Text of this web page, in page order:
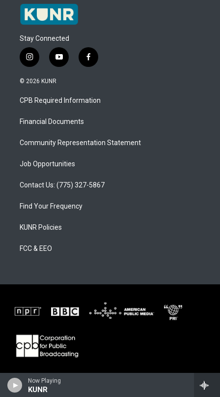
Now Playing
KUNR
Stay Connected
i
n
s
a
g
a
y
o
u
b
f
a
b
o
© 2026 KUNR
CPB Required Information
Financial Documents
Community Representation Statement
Job Opportunities
Contact Us: (775) 327-5867
Find Your Frequency
KUNR Policies
FCC & EEO